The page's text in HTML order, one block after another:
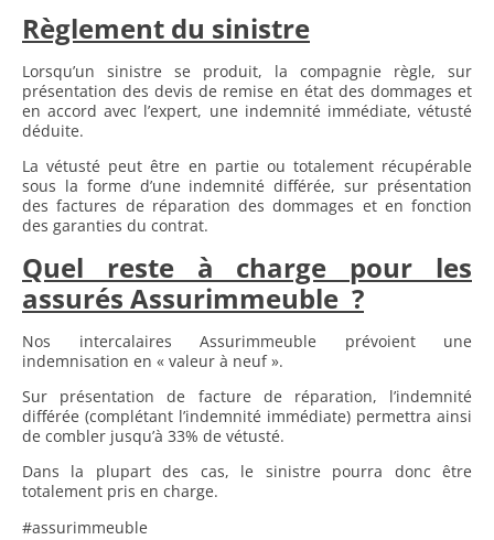
Règlement du sinistre
Lorsqu’un sinistre se produit, la compagnie règle, sur
présentation des devis de remise en état des dommages et
en accord avec l’expert, une indemnité immédiate, vétusté
déduite.
La vétusté peut être en partie ou totalement récupérable
sous la forme d’une indemnité différée, sur présentation
des factures de réparation des dommages et en fonction
des garanties du contrat.
Quel reste à charge pour les
assurés Assurimmeuble ?
Nos intercalaires Assurimmeuble prévoient une
indemnisation en « valeur à neuf ».
Sur présentation de facture de réparation, l’indemnité
différée (complétant l’indemnité immédiate) permettra ainsi
de combler jusqu’à 33% de vétusté.
Dans la plupart des cas, le sinistre pourra donc être
totalement pris en charge.
#assurimmeuble